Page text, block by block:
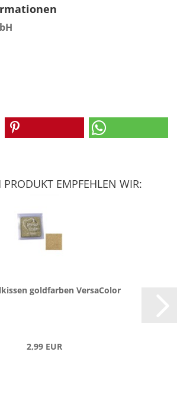
PRODUKT EMPFEHLEN WIR:
gold­far­ben Ver­sa­Co­lor
2,99 EUR